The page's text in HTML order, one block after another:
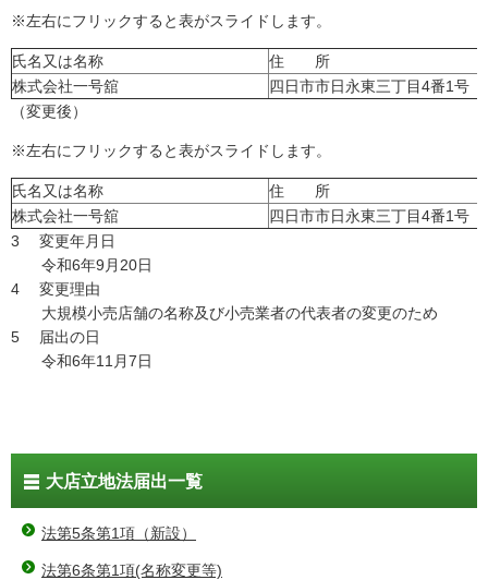
※左右にフリックすると表がスライドします。
氏名又は名称
住 所
株式会社一号舘
四日市市日永東三丁目4番1号
（変更後）
※左右にフリックすると表がスライドします。
氏名又は名称
住 所
株式会社一号舘
四日市市日永東三丁目4番1号
3 変更年月日
令和6年9月20日
4 変更理由
大規模小売店舗の名称及び小売業者の代表者の変更のため
5 届出の日
令和6年11月7日
大店立地法届出一覧
法第5条第1項（新設）
法第6条第1項(名称変更等)